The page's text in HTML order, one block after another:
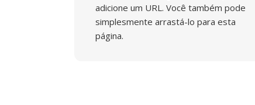
adicione um URL. Você também pode
simplesmente arrastá-lo para esta
página.